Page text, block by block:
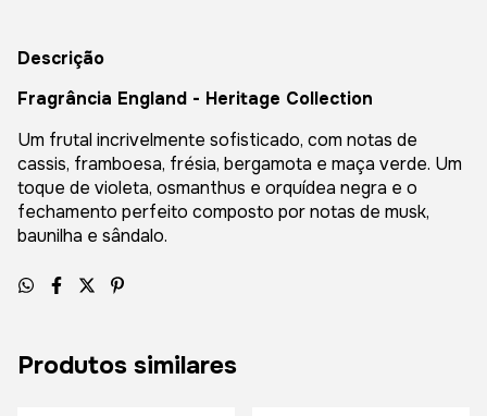
Descrição
Fragrância England - Heritage Collection
Um frutal incrivelmente sofisticado, com notas de
cassis, framboesa, frésia, bergamota e maça verde. Um
toque de violeta, osmanthus e orquídea negra e o
fechamento perfeito composto por notas de musk,
baunilha e sândalo.
Produtos similares